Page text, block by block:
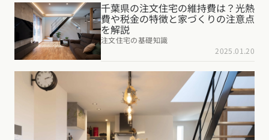
千葉県の注文住宅の維持費は？光熱
費や税金の特徴と家づくりの注意点
を解説
注文住宅の基礎知識
2025.01.20